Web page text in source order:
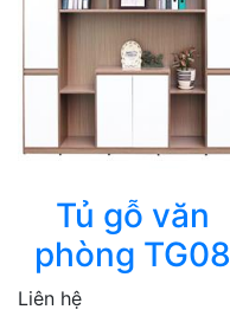
Tủ gỗ văn
phòng TG08
Liên hệ